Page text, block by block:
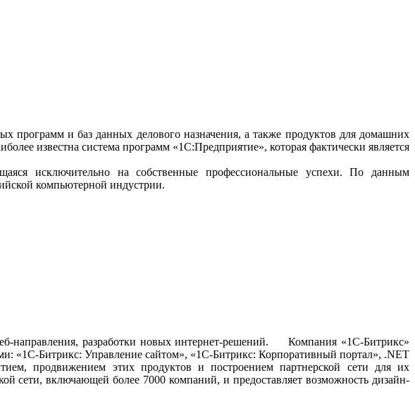
программ и баз данных делового назначения, а также продуктов для домашних
известна система программ «1С:Предприятие», которая фактически является
исключительно на собственные профессиональные успехи. По данным
компьютерной индустрии.
направления, разработки новых интернет-решений. Компания «1С-Битрикс»
«1С-Битрикс: Управление сайтом», «1С-Битрикс: Корпоративный портал», .NET
продвижением этих продуктов и построением партнерской сети для их
сети, включающей более 7000 компаний, и предоставляет возможность дизайн-